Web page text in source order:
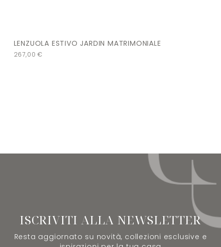
LENZUOLA ESTIVO JARDIN MATRIMONIALE
267,00€
ISCRIVITI ALLA NEWSLETTER
Resta aggiornato su novità, collezioni esclusive e